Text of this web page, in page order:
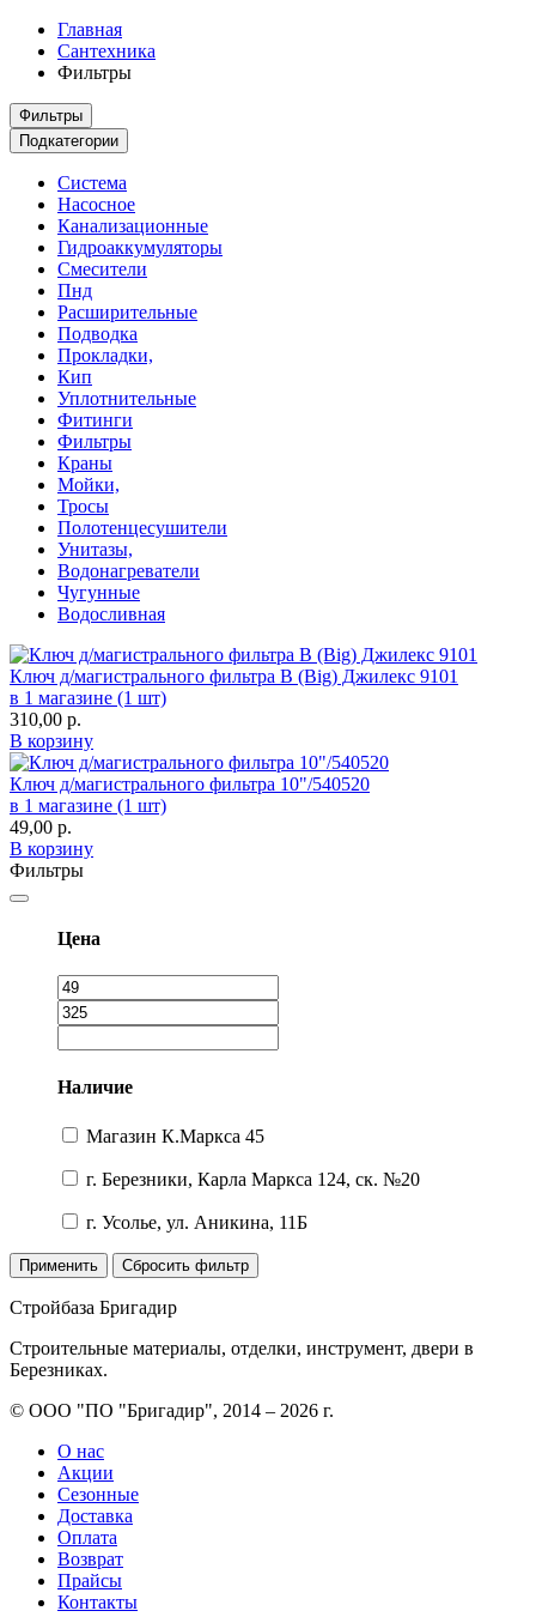
Главная
Сантехника
Фильтры
Фильтры
Подкатегории
Система
Насосное
Канализационные
Гидроаккумуляторы
Смесители
Пнд
Расширительные
Подводка
Прокладки,
Кип
Уплотнительные
Фитинги
Фильтры
Краны
Мойки,
Тросы
Полотенцесушители
Унитазы,
Водонагреватели
Чугунные
Водосливная
Ключ д/магистрального фильтра В (Big) Джилекс 9101
в 1 магазине (1 шт)
310,00 р.
В корзину
Ключ д/магистрального фильтра 10"/540520
в 1 магазине (1 шт)
49,00 р.
В корзину
Фильтры
Цена
Наличие
Магазин К.Маркса 45
г. Березники, Карла Маркса 124, ск. №20
г. Усолье, ул. Аникина, 11Б
Применить Сбросить фильтр
Стройбаза Бригадир
Строительные материалы, отделки, инструмент, двери в
Березниках.
© ООО "ПО "Бригадир", 2014 – 2026 г.
О нас
Акции
Сезонные
Доставка
Оплата
Возврат
Прайсы
Контакты